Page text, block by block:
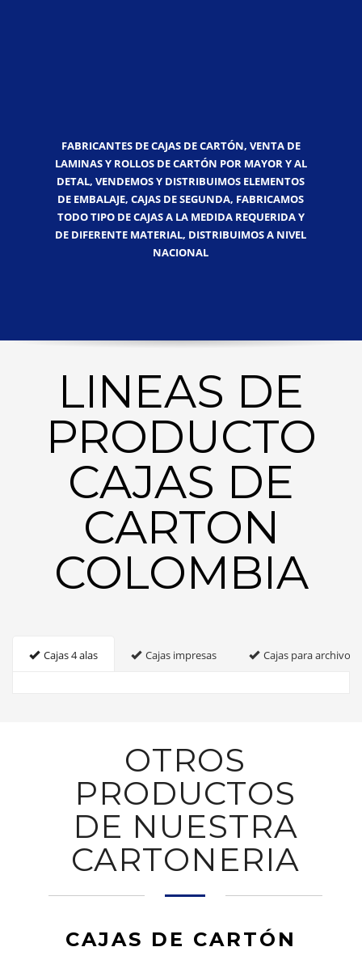
FABRICANTES DE CAJAS DE CARTÓN, VENTA DE
LAMINAS Y ROLLOS DE CARTÓN POR MAYOR Y AL
DETAL, VENDEMOS Y DISTRIBUIMOS ELEMENTOS
DE EMBALAJE, CAJAS DE SEGUNDA, FABRICAMOS
TODO TIPO DE CAJAS A LA MEDIDA REQUERIDA Y
DE DIFERENTE MATERIAL, DISTRIBUIMOS A NIVEL
NACIONAL
LINEAS DE
PRODUCTO
CAJAS DE
CARTON
COLOMBIA
Cajas 4 alas Cajas impresas Cajas para archivo
OTROS
PRODUCTOS
DE NUESTRA
CARTONERIA
CAJAS DE CARTÓN